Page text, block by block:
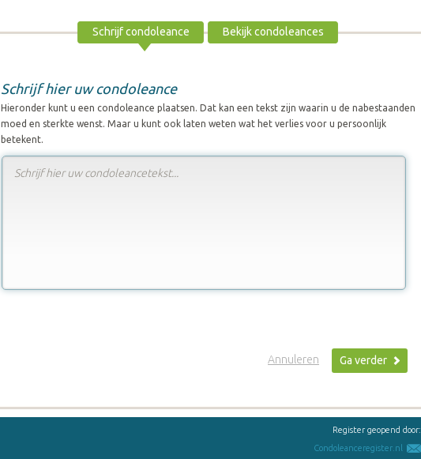
Schrijf hier uw condoleance
Hieronder kunt u een condoleance plaatsen. Dat kan een tekst zijn waarin u de nabestaanden
moed en sterkte wenst. Maar u kunt ook laten weten wat het verlies voor u persoonlijk
betekent.
Ga verder
Annuleren
Schrijf condoleance Bekijk condoleances
Register geopend door:
Condoleanceregister.nl